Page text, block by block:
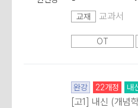
교재 교과서
OT
완강 22개정 내
[고1] 내신 (개념